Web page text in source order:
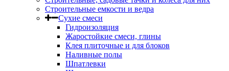
Строительные емкости и ведра
Сухие смеси
Гидроизоляция
Жаростойкие смеси, глины
Клея плиточные и для блоков
Наливные полы
Шпатлевки